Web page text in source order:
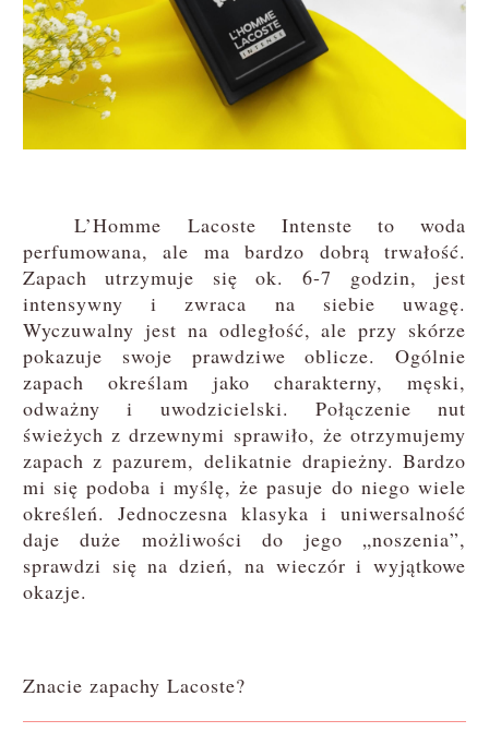
L’Homme Lacoste Intenste to woda
perfumowana, ale ma bardzo dobrą trwałość.
Zapach utrzymuje się ok. 6-7 godzin, jest
intensywny i zwraca na siebie uwagę.
Wyczuwalny jest na odległość, ale przy skórze
pokazuje swoje prawdziwe oblicze. Ogólnie
zapach określam jako charakterny, męski,
odważny i uwodzicielski. Połączenie nut
świeżych z drzewnymi sprawiło, że otrzymujemy
zapach z pazurem, delikatnie drapieżny. Bardzo
mi się podoba i myślę, że pasuje do niego wiele
określeń. Jednoczesna klasyka i uniwersalność
daje duże możliwości do jego „noszenia”,
sprawdzi się na dzień, na wieczór i wyjątkowe
okazje.
Znacie zapachy Lacoste?